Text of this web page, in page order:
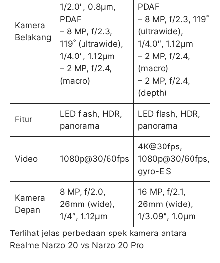
Kamera
Belakang
1/2.0″, 0.8µm,
PDAF
– 8 MP, f/2.3,
119˚ (ultrawide),
1/4.0″, 1.12µm
– 2 MP, f/2.4,
(macro)
PDAF
– 8 MP, f/2.3, 119˚
(ultrawide),
1/4.0″, 1.12µm
– 2 MP, f/2.4,
(macro)
– 2 MP, f/2.4,
(depth)
Fitur
LED flash, HDR,
panorama
LED flash, HDR,
panorama
Video 1080p@30/60fps
4K@30fps,
1080p@30/60fps,
gyro-EIS
Kamera
Depan
8 MP, f/2.0,
26mm (wide),
1/4″, 1.12µm
16 MP, f/2.1,
26mm (wide),
1/3.09″, 1.0µm
Terlihat jelas perbedaan spek kamera antara
Realme Narzo 20 vs Narzo 20 Pro